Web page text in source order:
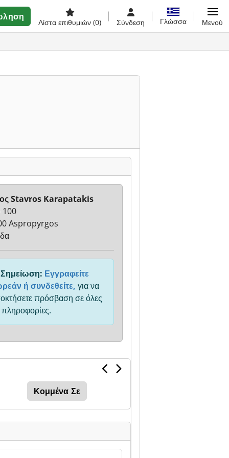
Λίστα επιθυμιών (0) Σύνδεση Γλώσσα Μενού
Stavros Karapatakis
100
Aspropyrgos
Εγγραφείτε
ή συνδεθείτε, για να
πρόσβαση σε όλες
πληροφορίες.
Κομμένα Σε